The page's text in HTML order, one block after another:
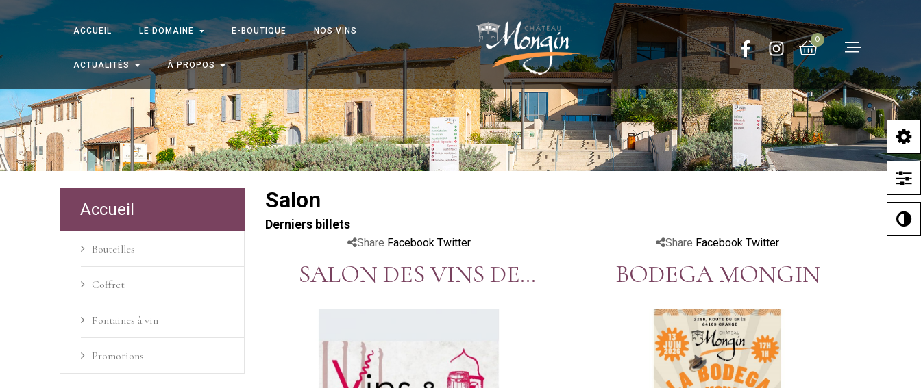
ACCUEIL LE DOMAINE E-BOUTIQUE NOS VINS
ACTUALITÉS À PROPOS
0
Accueil
Bouteilles
Coffret
Fontaines à vin
Promotions
Salon
Derniers billets
Share Facebook Twitter
SALON DES VINS DE
Share Facebook Twitter
BODEGA MONGIN